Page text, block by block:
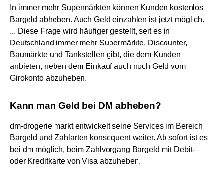
In immer mehr Supermärkten können Kunden kostenlos
Bargeld abheben. Auch Geld einzahlen ist jetzt möglich.
... Diese Frage wird häufiger gestellt, seit es in
Deutschland immer mehr Supermärkte, Discounter,
Baumärkte und Tankstellen gibt, die dem Kunden
anbieten, neben dem Einkauf auch noch Geld vom
Girokonto abzuheben.
Kann man Geld bei DM abheben?
dm-drogerie markt entwickelt seine Services im Bereich
Bargeld und Zahlarten konsequent weiter. Ab sofort ist es
bei dm möglich, beim Zahlvorgang Bargeld mit Debit-
oder Kreditkarte von Visa abzuheben.